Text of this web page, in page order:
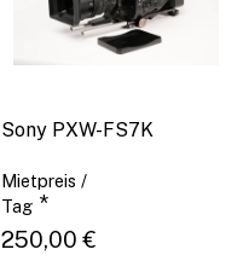
Sony PXW-FS7K
Mietpreis /
Tag *
250,00 €